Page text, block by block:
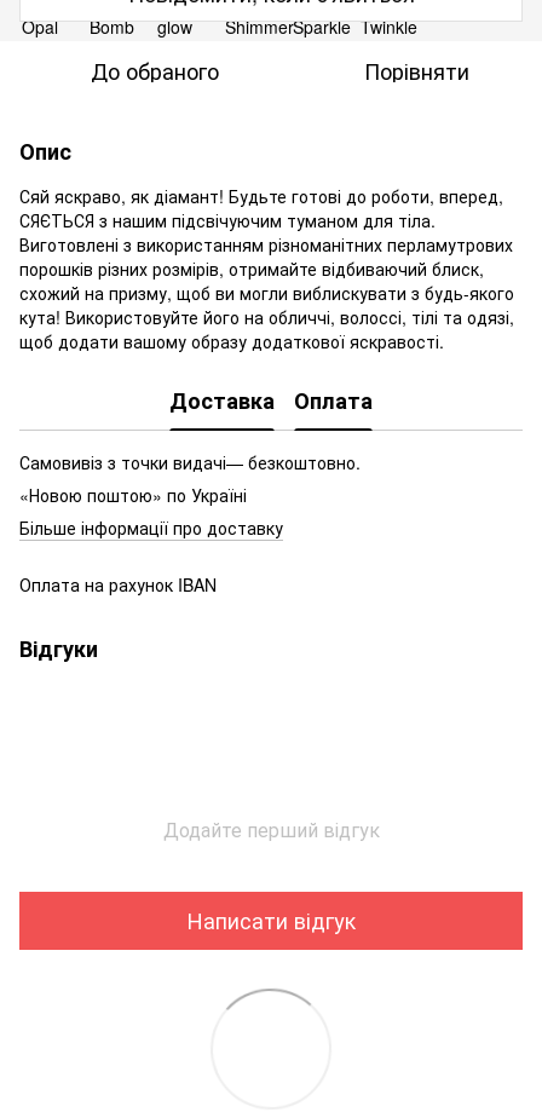
До обраного Порівняти
Опис
Сяй яскраво, як діамант! Будьте готові до роботи, вперед,
СЯЄТЬСЯ з нашим підсвічуючим туманом для тіла.
Виготовлені з використанням різноманітних перламутрових
порошків різних розмірів, отримайте відбиваючий блиск,
схожий на призму, щоб ви могли виблискувати з будь-якого
кута! Використовуйте його на обличчі, волоссі, тілі та одязі,
щоб додати вашому образу додаткової яскравості.
Доставка Оплата
Самовивіз з точки видачі— безкоштовно.
«Новою поштою» по Україні
Більше інформації про доставку
Оплата на рахунок IBAN
Відгуки
Додайте перший відгук
Написати відгук